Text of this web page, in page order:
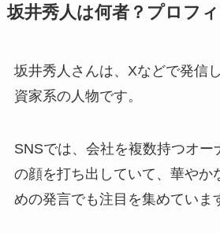
坂井秀人は何者？プロフ
坂井秀人さんは、Xなどで発信
資家系の人物です。
SNSでは、会社を複数持つオー
の顔を打ち出していて、華やか
めの発言でも注目を集めていま